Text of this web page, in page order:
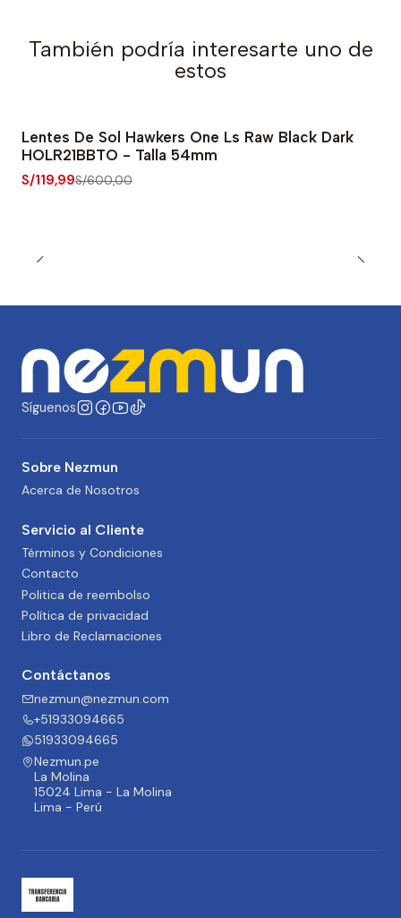
También podría interesarte uno de
estos
-80% OFF
Lentes De Sol Hawkers One Ls Raw Black Dark
HOLR21BBTO - Talla 54mm
S/119,99S/600,00
Síguenos
Sobre Nezmun
Acerca de Nosotros
Servicio al Cliente
Términos y Condiciones
Contacto
Politica de reembolso
Política de privacidad
Libro de Reclamaciones
Contáctanos
nezmun@nezmun.com
+51933094665
51933094665
Nezmun.pe
La Molina
15024 Lima - La Molina
Lima - Perú